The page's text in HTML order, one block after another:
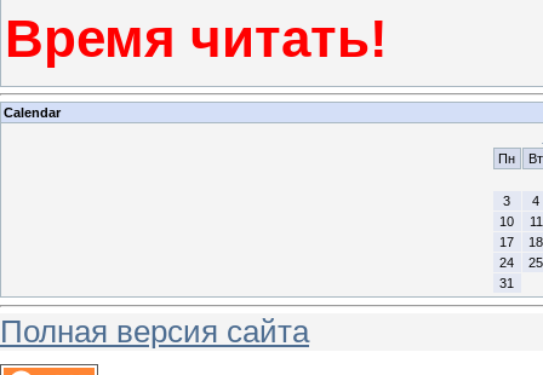
Время читать!
Calendar
Пн
Вт
3
4
10
11
17
18
24
25
31
Полная версия сайта